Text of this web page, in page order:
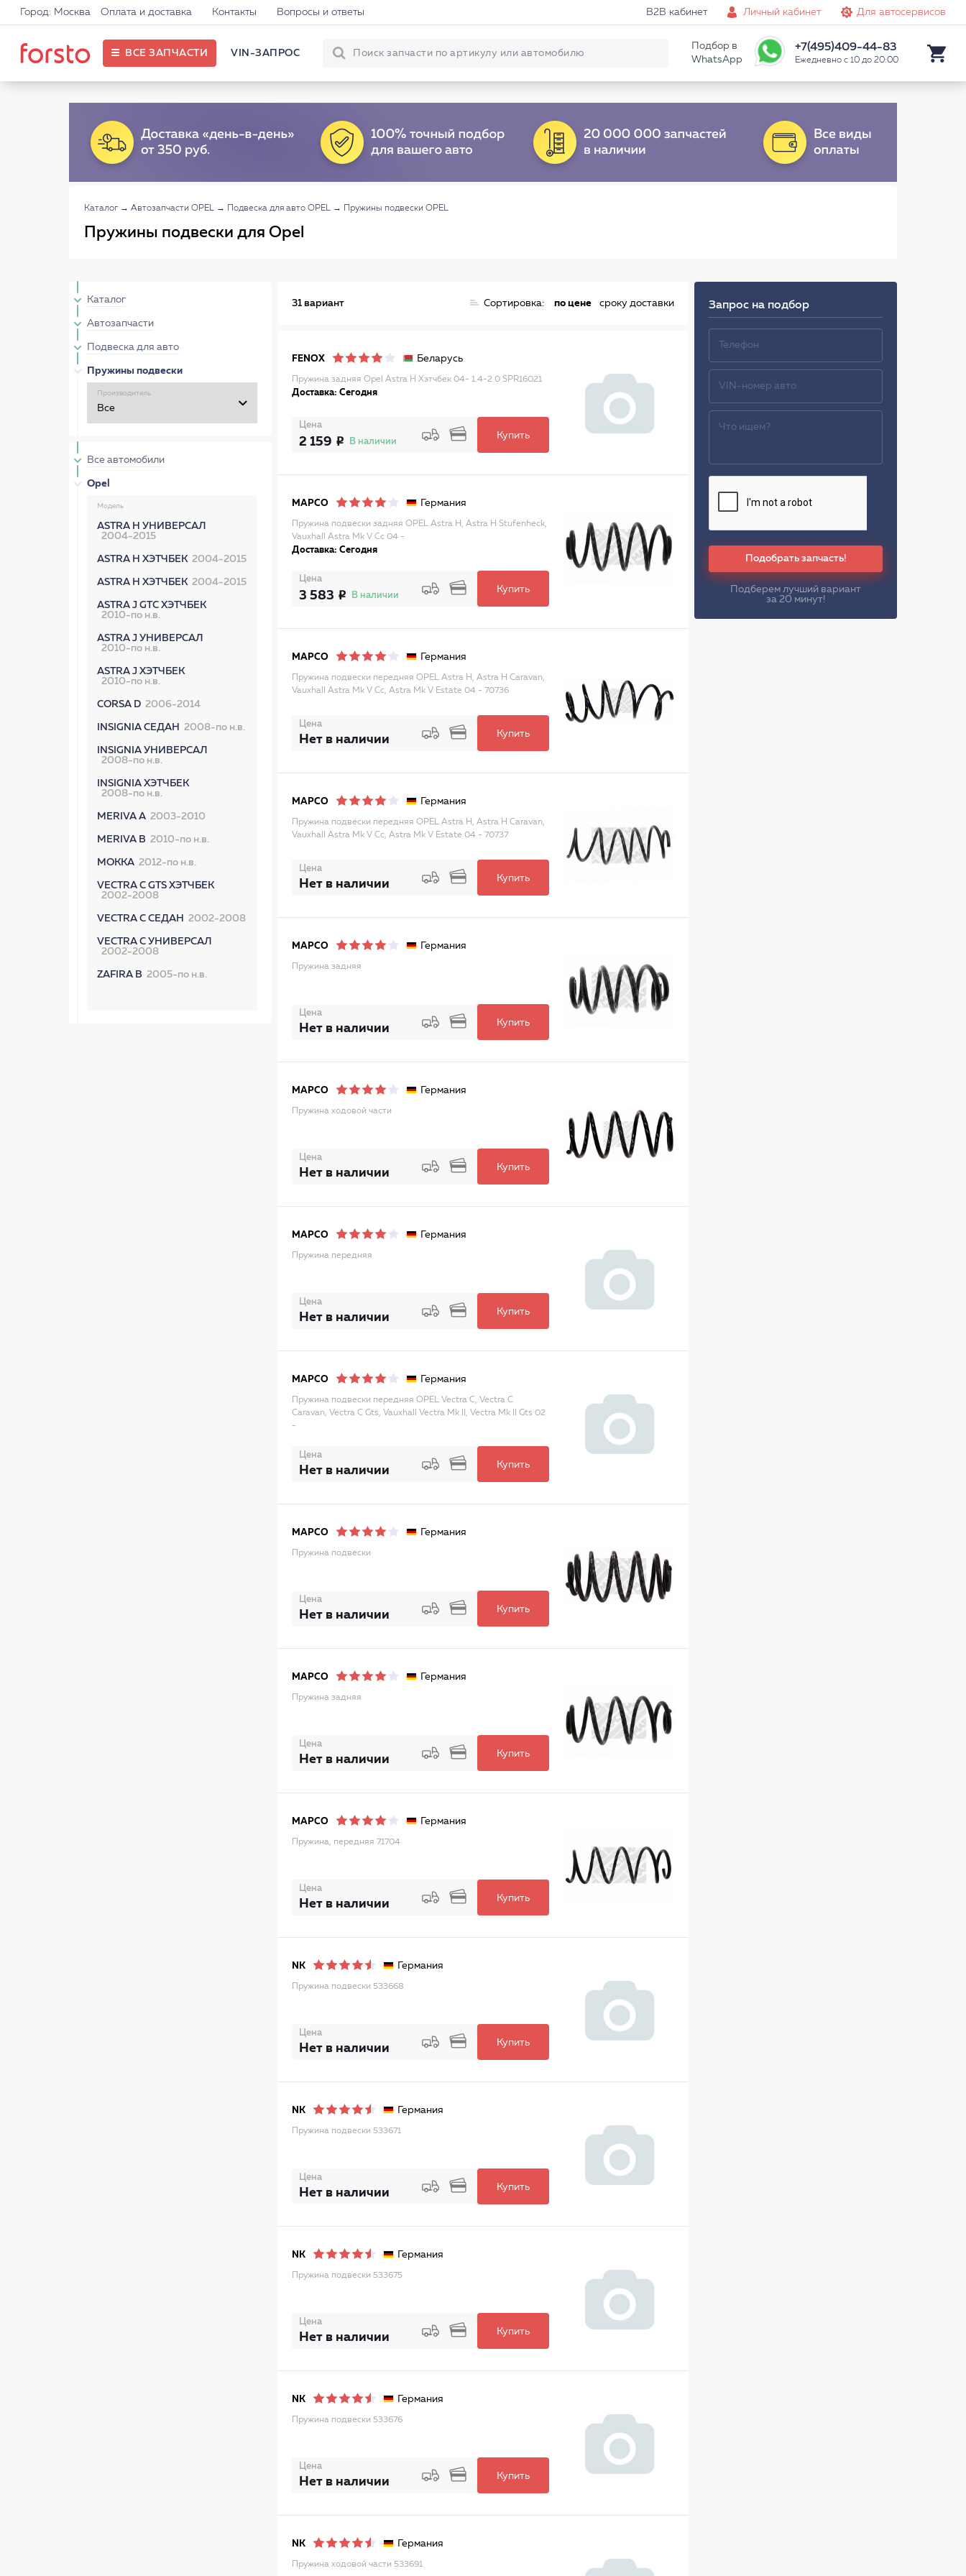
Город: Москва Оплата и доставка Контакты Вопросы и ответы B2B кабинет Личный кабинет Для автосервисов
ВСЕ ЗАПЧАСТИ VIN-ЗАПРОС
Подбор в
WhatsApp
+7(495)409-44-83
Ежедневно с 10 до 20:00
Каталог → Автозапчасти OPEL → Подвеска для авто OPEL → Пружины подвески OPEL
Пружины подвески для Opel
Каталог
Автозапчасти
Подвеска для авто
Пружины подвески
Производитель
Все автомобили
Opel
Модель
ASTRA H УНИВЕРСАЛ
2004-2015
ASTRA H ХЭТЧБЕК 2004-2015
ASTRA H ХЭТЧБЕК 2004-2015
ASTRA J GTC ХЭТЧБЕК
2010-по н.в.
ASTRA J УНИВЕРСАЛ
2010-по н.в.
ASTRA J ХЭТЧБЕК
2010-по н.в.
CORSA D 2006-2014
INSIGNIA СЕДАН 2008-по н.в.
INSIGNIA УНИВЕРСАЛ
2008-по н.в.
INSIGNIA ХЭТЧБЕК
2008-по н.в.
MERIVA A 2003-2010
MERIVA B 2010-по н.в.
MOKKA 2012-по н.в.
VECTRA C GTS ХЭТЧБЕК
2002-2008
VECTRA C СЕДАН 2002-2008
VECTRA C УНИВЕРСАЛ
2002-2008
ZAFIRA B 2005-по н.в.
31 вариант Сортировка: по цене сроку доставки
FENOX Беларусь
Пружина задняя Opel Astra H Хэтчбек 04- 1.4-2.0 SPR16021
Доставка: Сегодня
Цена
2 159 В наличии
Купить
MAPCO Германия
Пружина подвески задняя OPEL Astra H, Astra H Stufenheck,
Vauxhall Astra Mk V Cc 04 -
Доставка: Сегодня
Цена
3 583 В наличии
Купить
MAPCO Германия
Пружина подвески передняя OPEL Astra H, Astra H Caravan,
Vauxhall Astra Mk V Cc, Astra Mk V Estate 04 - 70736
Цена
Нет в наличии Купить
MAPCO Германия
Пружина подвески передняя OPEL Astra H, Astra H Caravan,
Vauxhall Astra Mk V Cc, Astra Mk V Estate 04 - 70737
Цена
Нет в наличии Купить
MAPCO Германия
Пружина задняя
Цена
Нет в наличии Купить
MAPCO Германия
Пружина ходовой части
Цена
Нет в наличии Купить
MAPCO Германия
Пружина передняя
Цена
Нет в наличии Купить
MAPCO Германия
Пружина подвески передняя OPEL Vectra C, Vectra C
Caravan, Vectra C Gts, Vauxhall Vectra Mk II, Vectra Mk II Gts 02
-
Цена
Нет в наличии Купить
MAPCO Германия
Пружина подвески
Цена
Нет в наличии Купить
MAPCO Германия
Пружина задняя
Цена
Нет в наличии Купить
MAPCO Германия
Пружина, передняя 71704
Цена
Нет в наличии Купить
NK Германия
Пружина подвески 533668
Цена
Нет в наличии Купить
NK Германия
Пружина подвески 533671
Цена
Нет в наличии Купить
NK Германия
Пружина подвески 533675
Цена
Нет в наличии Купить
NK Германия
Пружина подвески 533676
Цена
Нет в наличии Купить
NK Германия
Пружина ходовой части 533691
Запрос на подбор
Подобрать запчасть!
Подберем лучший вариант
за 20 минут!